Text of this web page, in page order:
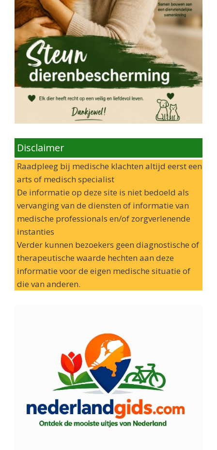
Disclaimer
Raadpleeg bij medische klachten altijd eerst een
arts of medisch specialist
De informatie op deze site is niet bedoeld als
vervanging van de diensten of informatie van
medische professionals en/of zorgverlenende
instanties
Verder kunnen bezoekers geen diagnostische of
therapeutische waarde hechten aan deze
informatie voor de eigen medische situatie of
die van anderen.